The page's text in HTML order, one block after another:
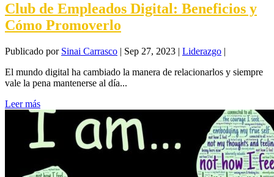
Club de Empleados Digital: Beneficios y
Cómo Promoverlo
Publicado por Sinai Carrasco | Sep 27, 2023 | Liderazgo |
El mundo digital ha cambiado la manera de relacionarlos y siempre
vale la pena mantenerse al día...
Leer más